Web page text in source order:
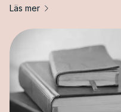
kom domen. Skadeståndet
höjning av skadeståndet
Läs mer